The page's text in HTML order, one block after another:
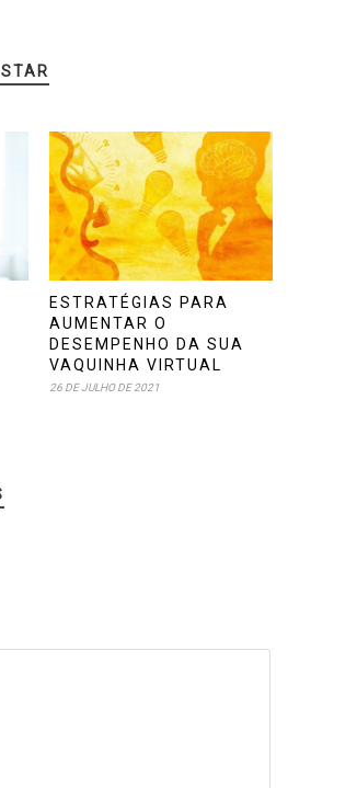
ESTRATÉGIAS PARA
AUMENTAR O
DESEMPENHO DA SUA
VAQUINHA VIRTUAL
26 DE JULHO DE 2021